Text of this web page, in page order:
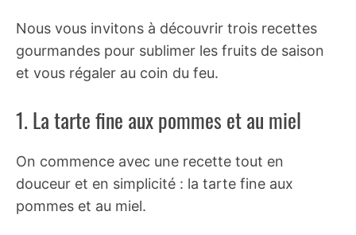
Nous vous invitons à découvrir trois recettes
gourmandes pour sublimer les fruits de saison
et vous régaler au coin du feu.
1. La tarte fine aux pommes et au miel
On commence avec une recette tout en
douceur et en simplicité : la tarte fine aux
pommes et au miel.